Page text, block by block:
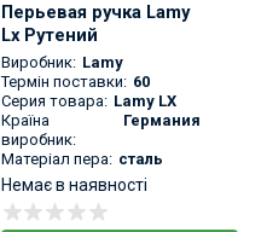
Перьевая ручка Lamy
Lx Рутений
Виробник: Lamy
Термін поставки: 60
Серия товара: Lamy LX
Країна
виробник:
Германия
Матеріал пера: сталь
Немає в наявності